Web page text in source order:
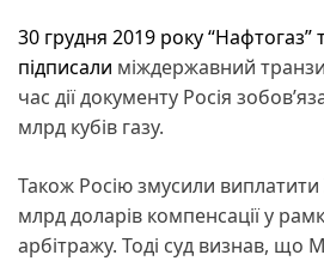
30 грудня 2019 року “Нафтогаз”
підписали міждержавний
час дії документу Росія
млрд кубів газу.
Також Росію змусили виплатити
млрд доларів компенсації у
арбітражу. Тоді суд визнав, що